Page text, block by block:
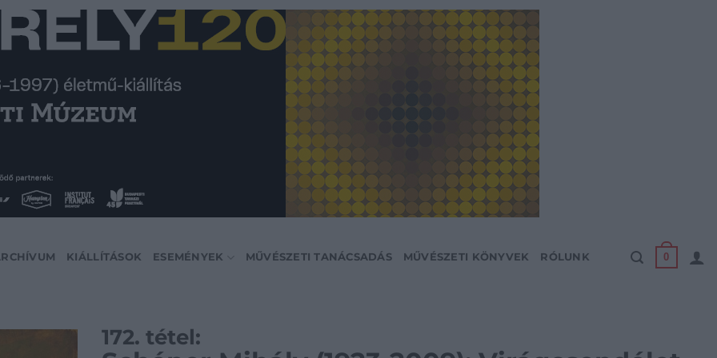
KIÁLLÍTÁSOK ESEMÉNYEK MŰVÉSZETI TANÁCSADÁS MŰVÉSZETI KÖNYVEK RÓLUNK 0
172. tétel: